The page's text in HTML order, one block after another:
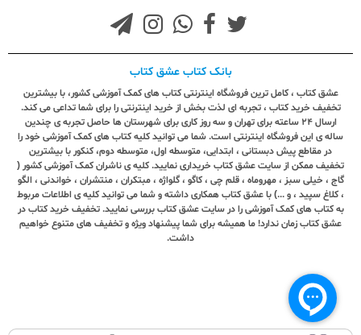
بانک کتاب عشق کتاب
عشق کتاب ، کامل ترین فروشگاه اینترنتی کتاب های کمک آموزشی کشور، با بیشترین
تخفیف خرید کتاب ، تجربه ای لذت بخش از خرید اینترنتی را برای شما تداعی می کند.
ارسال ٢٤ ساعته برای تهران و سه روز کاری برای شهرستان ها حاصل تجربه ی چندین
ساله ی این فروشگاه اینترنتی است. شما می توانید کلیه کتاب های کمک آموزشی خود را
در مقاطع پیش دبستانی ، ابتدایی، متوسطه اول، متوسطه دوم، کنکور با بیشترین
تخفیف ممکن از سایت عشق کتاب خریداری نمایید. کلیه ی ناشران کمک آموزشی کشور (
گاج ، خیلی سبز ، مهروماه ، قلم چی ، کاگو ، گلواژه ، مبتکران ، منتشران ، خواندنی ، الگو
، کلاغ سپید ، و ...) با عشق کتاب همکاری داشته و شما می توانید کلیه ی اطلاعات مربوط
به کتاب های کمک آموزشی را در سایت عشق کتاب بررسی نمایید. تخفیف خرید کتاب در
عشق کتاب زمان ندارد! ما همیشه برای شما پیشنهاد ویژه و تخفیف های متنوع خواهیم
داشت.